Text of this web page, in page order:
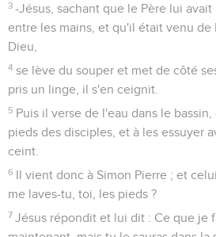
3 -Jésus, sachant que le Père lui
entre les mains, et qu'il était venu de
Dieu,
4 se lève du souper et met de côté
pris un linge, il s'en ceignit.
5 Puis il verse de l'eau dans le
pieds des disciples, et à les essuyer
ceint.
6 Il vient donc à Simon Pierre ; et
me laves-tu, toi, les pieds ?
7 Jésus répondit et lui dit : Ce que je